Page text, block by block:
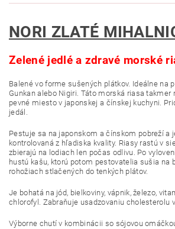
NORI ZLATÉ
Zelené jedlé a zdravé morské
Balené vo forme sušených plátkov. Ideálne na
Gunkan alebo Nigiri. Táto morská riasa takmer
pevné miesto v japonskej a čínskej kuchyni.
jedál.
Pestuje sa na japonskom a čínskom pobreží a
kontrolovaná z hľadiska kvality. Riasy rastú v
zbierajú na lodiach len počas odlivu. Po
hustú kašu, ktorú potom pestovatelia sušia na
rohožiach stlačených do tenkých plátov.
Je bohatá na jód, bielkoviny, vápnik, železo,
chlorofyl. Zabraňuje usadzovaniu cholesterolu
Výborne chutí v kombinácii so sójovou